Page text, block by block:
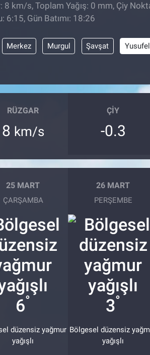
8 km/s, Toplam Yağış: 0 mm, Çiy
Gün Batımı: 18:26
Merkez Murgul Şavşat
RÜZGAR
8 km/s
ÇIY
-0.3
25 MART
ÇARŞAMBA
6°
düzensiz yağmur
yağışlı
26 MART
PERŞEMBE
3°
Bölgesel düzensiz
yağışlı